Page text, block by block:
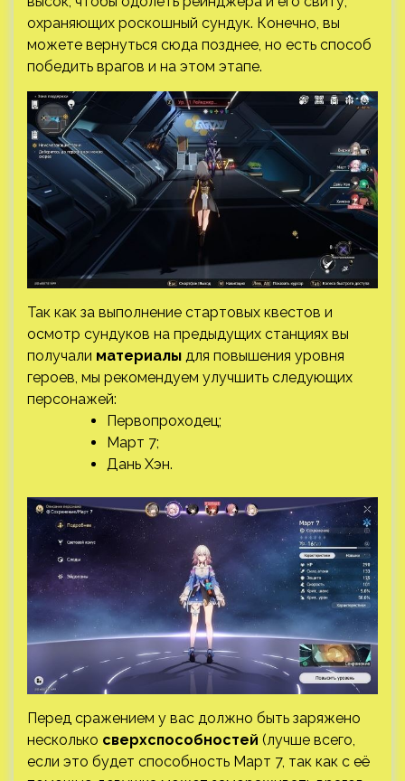
охраняющих роскошный сундук. Конечно, вы
можете вернуться сюда позднее, но есть способ
победить врагов и на этом этапе.
Так как за выполнение стартовых квестов и
осмотр сундуков на предыдущих станциях вы
получали материалы для повышения уровня
героев, мы рекомендуем улучшить следующих
персонажей:
Первопроходец;
Март 7;
Дань Хэн.
Перед сражением у вас должно быть заряжено
несколько сверхспособностей (лучше всего,
если это будет способность Март 7, так как с её